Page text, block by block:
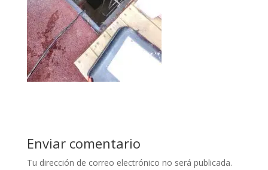
Enviar comentario
Tu dirección de correo electrónico no será publicada.